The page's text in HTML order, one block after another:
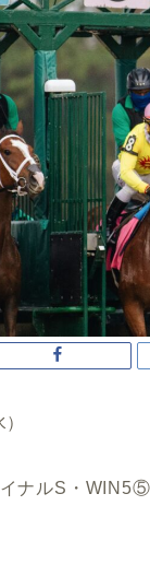
ナルS・